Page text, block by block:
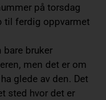
på torsdag
til ferdig oppvarmet
bruker
men det er om
glede av den. Det
sted hvor det er